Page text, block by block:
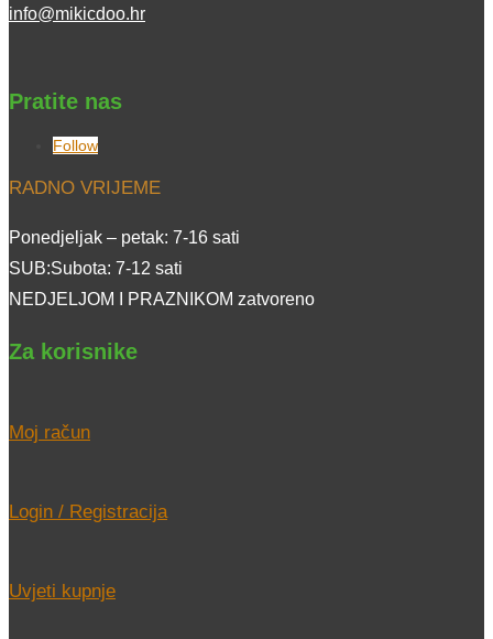
info@mikicdoo.hr
Pratite nas
Follow
RADNO VRIJEME
Ponedjeljak – petak: 7-16 sati
SUB:Subota: 7-12 sati
NEDJELJOM I PRAZNIKOM zatvoreno
Za korisnike
Moj račun
Login / Registracija
Uvjeti kupnje